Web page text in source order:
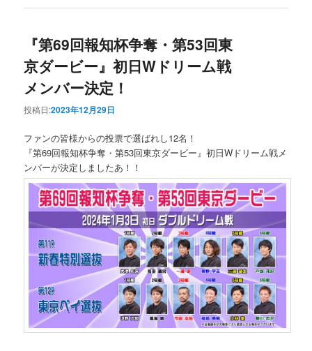
『第69回報知杯争奪・第53回東
京ダービー』初日Wドリーム戦
メンバー決定！
投稿日:2023年12月29日
ファンの皆様からの投票で選ばれし12名！
『第69回報知杯争奪・第53回東京ダービー』初日Wドリーム戦メ
ンバーが決定しましたあ！！